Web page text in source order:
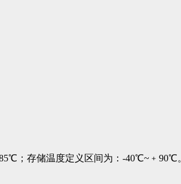
；存储温度定义区间为：-40℃~﹢90℃